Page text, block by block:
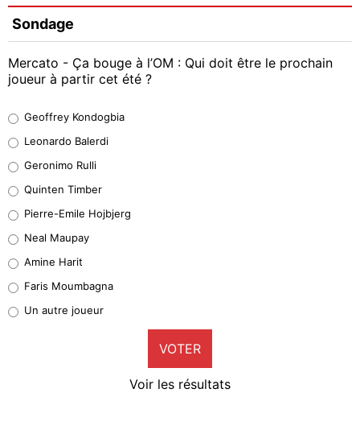
Sondage
Mercato - Ça bouge à l’OM : Qui doit être le prochain
joueur à partir cet été ?
38%
32%
5%
1%
9%
Geoffrey Kondogbia
Leonardo Balerdi
Geronimo Rulli
Quinten Timber
Pierre-Emile Hojbjerg
Neal Maupay
Amine Harit
Faris Moumbagna
Un autre joueur
VOTER
Voir les résultats